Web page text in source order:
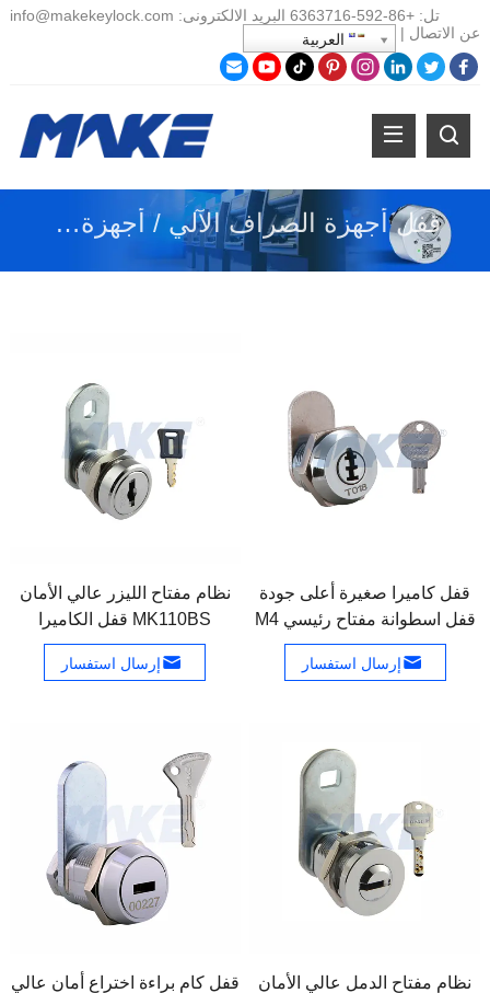
تل:+86- 592-6363716 البريد الالكترونى:
info@makekeylock.com
عن الاتصال | العربية
قفل أجهزة الصراف الآلي / أجهزة الإيداع النقدي
نظام مفتاح الليزر عالي الأمان
MK110BS قفل الكاميرا
إرسال استفسار
قفل كاميرا صغيرة أعلى جودة
قفل اسطوانة مفتاح رئيسي M4
إرسال استفسار
قفل كام براءة اختراع أمان عالي
نظام مفتاح الدمل عالي الأمان